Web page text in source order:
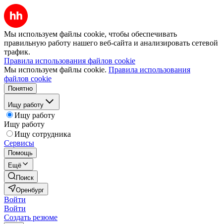
Мы используем файлы cookie, чтобы обеспечивать
правильную работу нашего веб-сайта и анализировать сетевой
трафик.
Правила использования файлов cookie
Мы используем файлы cookie. Правила использования
файлов cookie
Понятно
Ищу работу
Ищу работу
Ищу работу
Ищу сотрудника
Сервисы
Помощь
Ещё
Поиск
Оренбург
Войти
Войти
Создать резюме